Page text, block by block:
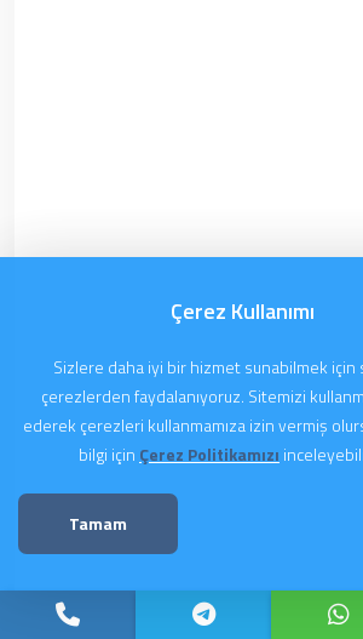
Çerez Kullanımı
Sizlere daha iyi bir hizmet sunabilmek için
çerezlerden faydalanıyoruz. Sitemizi
ederek çerezleri kullanmamıza izin vermiş
bilgi için Çerez Politikamızı
Tamam